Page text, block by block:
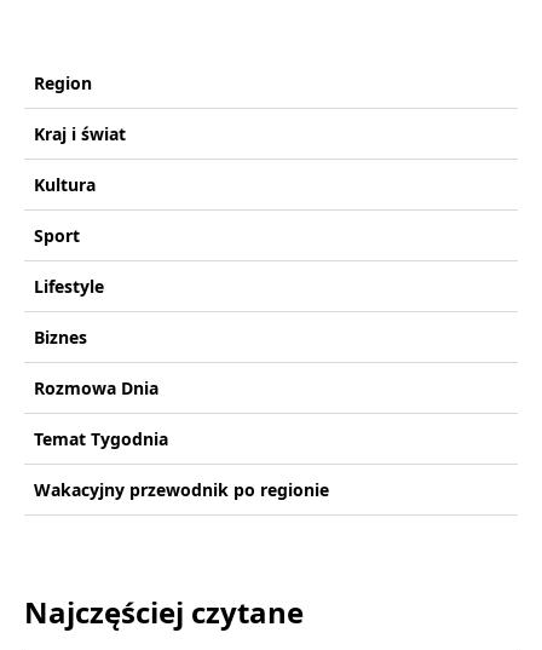
Region
Kraj i świat
Kultura
Sport
Lifestyle
Biznes
Rozmowa Dnia
Temat Tygodnia
Wakacyjny przewodnik po regionie
Najczęściej czytane